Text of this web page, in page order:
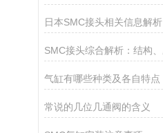
日本SMC接头相关信息解析
气缸有哪些种类及各自特点
常说的几位几通阀的含义